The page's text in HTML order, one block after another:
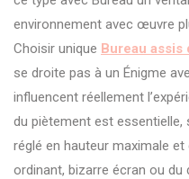
environnement avec œuvre
Choisir unique Bureau
se droite pas à un Énigme
influencent réellement
du piètement est
réglé en hauteur maximale et
ordinant, bizarre écran ou